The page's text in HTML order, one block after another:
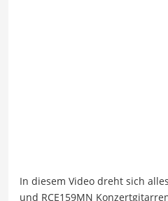
In diesem Video dreht sich
und RCE159MN